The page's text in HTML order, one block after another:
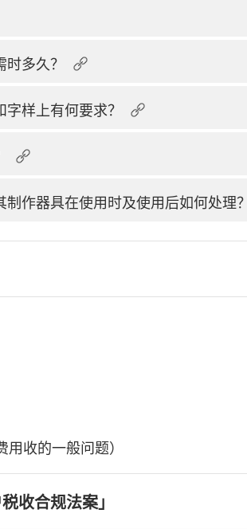
多久？
样上有何要求？
作器具在使用时及使用后如何处理？
用收的一般问题）
收合规法案」